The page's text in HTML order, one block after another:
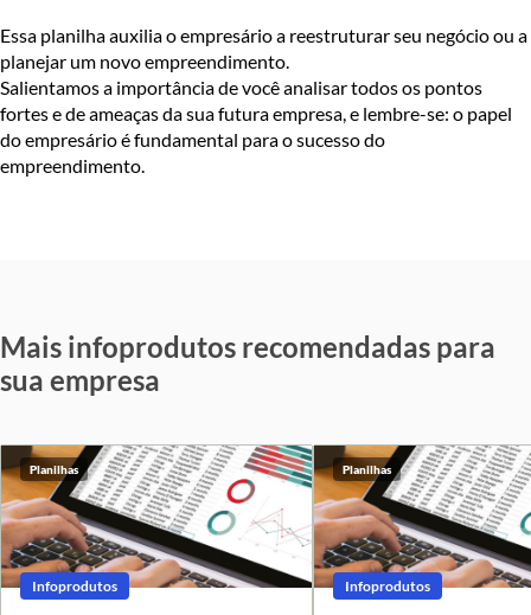
Essa planilha auxilia o empresário a reestruturar seu negócio ou a
planejar um novo empreendimento.
Salientamos a importância de você analisar todos os pontos
fortes e de ameaças da sua futura empresa, e lembre-se: o papel
do empresário é fundamental para o sucesso do
empreendimento.
Mais infoprodutos recomendadas para
sua empresa
Planilhas
Infoprodutos
Planilhas
Infoprodutos